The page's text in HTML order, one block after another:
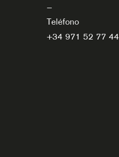
—
Teléfono
+34 971 52 77 44